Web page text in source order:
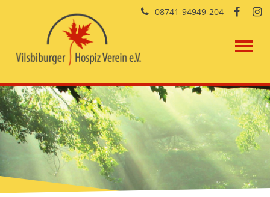
08741-94949-204  